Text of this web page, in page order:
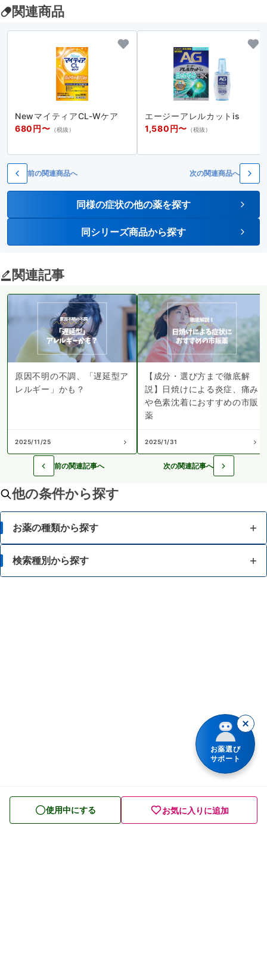
ないでください。
関連商品
NewマイティアCL-Wケア
680円〜 （税抜）
エージーアレルカットis
1,580円〜 （税抜）
前の関連商品へ 次の関連商品へ
同様の症状の他の薬を探す
同シリーズ商品から探す
関連記事
原因不明の不調、「遅延型ア
レルギー」かも？
2025/11/25
【成分・選び方まで徹底解
説】日焼けによる炎症、痛み
や色素沈着におすすめの市販
薬
2025/1/31
前の関連記事へ 次の関連記事へ
他の条件から探す
お薬の種類から探す
かぜ薬
皮膚薬
検索種別から探す
使用中にする お気に入りに追加
お薬選び
サポート